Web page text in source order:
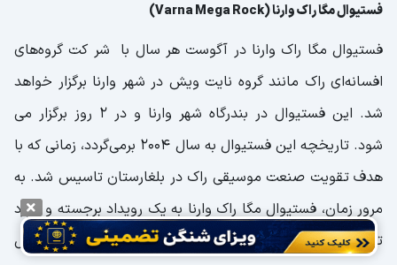
فستیوال مگا راک وارنا (Varna Mega Rock)
فستیوال مگا راک وارنا در آگوست هر سال با شر کت گروه‌های
افسانه‌ای راک مانند گروه نایت ویش در شهر وارنا برگزار خواهد
شد. این فستیوال در بندرگاه شهر وارنا و در 2 روز برگزار می
شود. تاریخچه این فستیوال به سال ۲۰۰۴ برمی‌گردد، زمانی که با
هدف تقویت صنعت موسیقی راک در بلغارستان تاسیس شد. به
مرور زمان، فستیوال مگا راک وارنا به یک رویداد برجسته و مورد
توجه در نقشه جهانی فستیوال‌های موسیقی تبدیل